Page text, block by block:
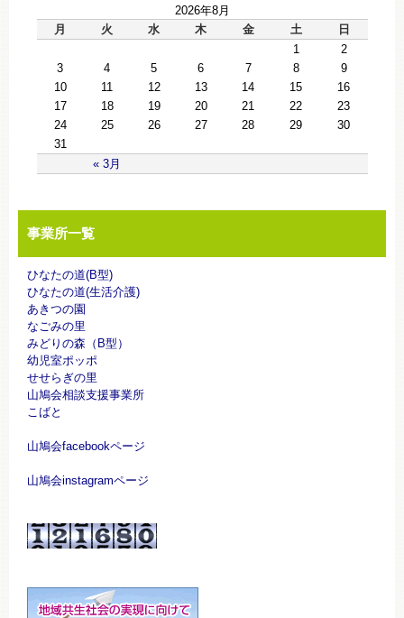
2026年8月
月
火 水 木 金 土 日
« 3月
1
2
3
4 5 6 7 8
9
10
11 12 13 14 15
16
17
18 19 20 21 22
23
24
25 26 27 28 29
30
31
事業所一覧
ひなたの道(B型)
ひなたの道(生活介護)
あきつの園
なごみの里
みどりの森（B型）
幼児室ポッポ
せせらぎの里
山鳩会相談支援事業所
こばと
山鳩会facebookページ
山鳩会instagramページ